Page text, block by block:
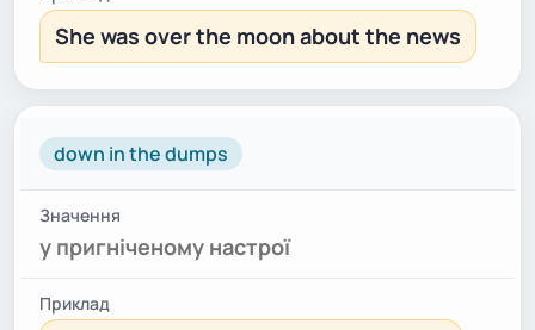
She was over the moon about the news
down in the dumps
у пригніченому настрої